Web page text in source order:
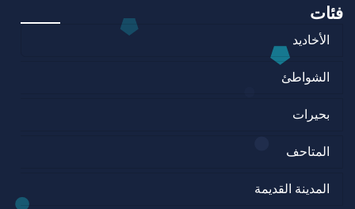
فئات
الأخاديد
الشواطئ
بحيرات
المتاحف
المدينة القديمة